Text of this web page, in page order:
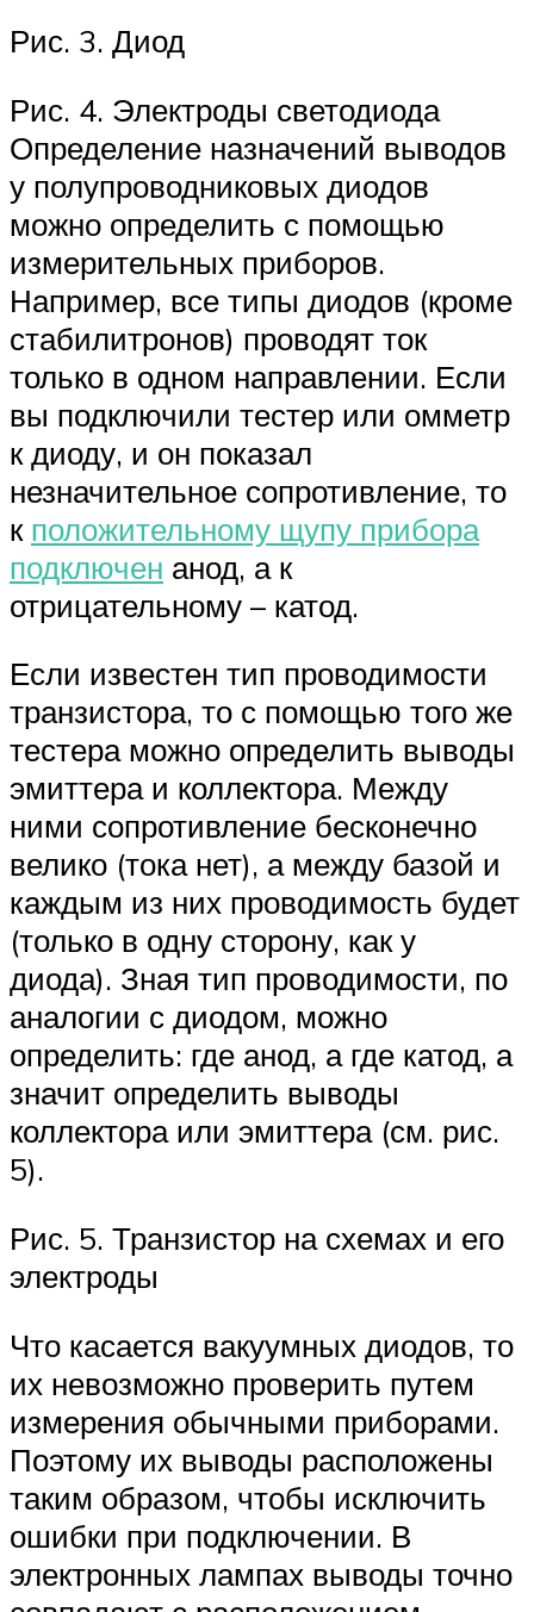
Рис. 3. Диод
Рис. 4. Электроды светодиода
Определение назначений выводов
у полупроводниковых диодов
можно определить с помощью
измерительных приборов.
Например, все типы диодов (кроме
стабилитронов) проводят ток
только в одном направлении. Если
вы подключили тестер или омметр
к диоду, и он показал
незначительное сопротивление, то
к положительному щупу прибора
подключен анод, а к
отрицательному – катод.
Если известен тип проводимости
транзистора, то с помощью того же
тестера можно определить выводы
эмиттера и коллектора. Между
ними сопротивление бесконечно
велико (тока нет), а между базой и
каждым из них проводимость будет
(только в одну сторону, как у
диода). Зная тип проводимости, по
аналогии с диодом, можно
определить: где анод, а где катод, а
значит определить выводы
коллектора или эмиттера (см. рис.
5).
Рис. 5. Транзистор на схемах и его
электроды
Что касается вакуумных диодов, то
их невозможно проверить путем
измерения обычными приборами.
Поэтому их выводы расположены
таким образом, чтобы исключить
ошибки при подключении. В
электронных лампах выводы точно